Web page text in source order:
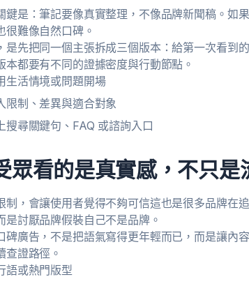
鍵是：筆記要像真實整理，不像品牌新聞稿。如
很難像自然口碑。
是先把同一個主張拆成三個版本：給第一次看到
本都要有不同的證據密度與行動節點。
生活情境或問題開場
限制、差異與適合對象
搜尋關鍵句、FAQ 或諮詢入口
眾看的是真實感，不只是
制，會讓使用者覺得不夠可信這也是很多品牌在
是討厭品牌假裝自己不是品牌。
碑廣告，不是把語氣寫得更年輕而已，而是讓內
查證路徑。
語或熱門版型